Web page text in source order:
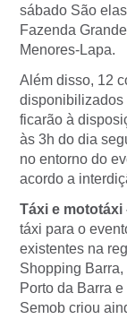
sábado São
Fazenda
Menores-Lapa.
Além disso, 12
disponibilizados
ficarão à
às 3h do dia
no entorno do
acordo a
Táxi e mototáxi
táxi para o
existentes na
Shopping
Porto da Barra
Semob criou